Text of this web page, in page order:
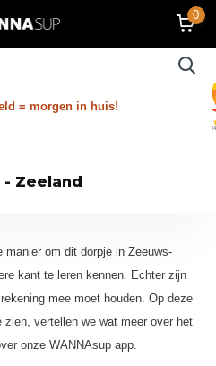
0
= morgen in huis!
- Zeeland
om dit dorpje in Zeeuws-
kant te leren kennen. Echter zijn
mee moet houden. Op deze
zien, vertellen we wat meer over het
onze WANNAsup app.